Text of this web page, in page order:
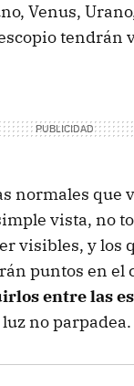
Venus,
tendrán
normales que
vista, no
visibles, y los
puntos en el
entre las
no parpadea.